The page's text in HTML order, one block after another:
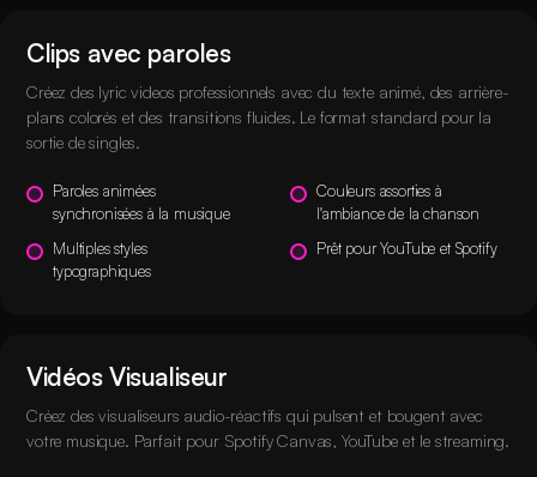
Clips avec paroles
Créez des lyric videos professionnels avec du texte animé, des arrière-
plans colorés et des transitions fluides. Le format standard pour la
sortie de singles.
Paroles animées
synchronisées à la musique
Multiples styles
typographiques
Couleurs assorties à
l'ambiance de la chanson
Prêt pour YouTube et Spotify
Vidéos Visualiseur
Créez des visualiseurs audio-réactifs qui pulsent et bougent avec
votre musique. Parfait pour Spotify Canvas, YouTube et le streaming.